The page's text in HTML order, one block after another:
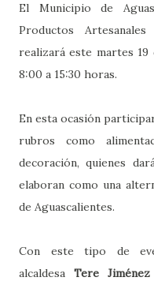
El Municipio de
Productos
realizará este martes 19
8:00 a 15:30 horas.
En esta ocasión
rubros como
decoración, quienes
elaboran como una
de Aguascalientes.
Con este tipo de
alcaldesa Tere Jiménez